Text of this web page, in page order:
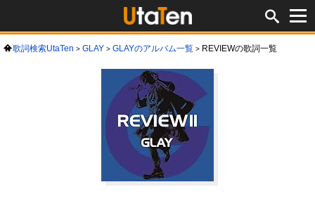
歌詞検索UtaTen GLAY GLAYのアルバム一覧 REVIEWの歌詞一覧